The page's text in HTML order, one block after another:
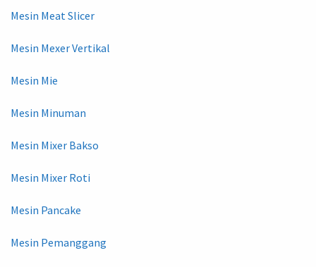
Mesin Meat Slicer
Mesin Mexer Vertikal
Mesin Mie
Mesin Minuman
Mesin Mixer Bakso
Mesin Mixer Roti
Mesin Pancake
Mesin Pemanggang